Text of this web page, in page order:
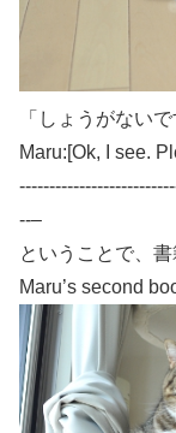
「しょうがない
Maru:[Ok, I see.
--–
ということで、
Maru’s second